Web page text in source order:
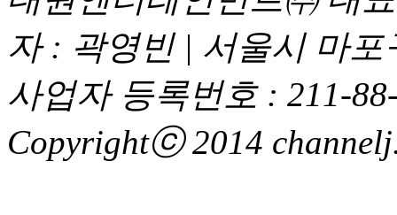
자 : 곽영빈 | 서울시 마
사업자 등록번호 : 211-
Copyrightⓒ 2014